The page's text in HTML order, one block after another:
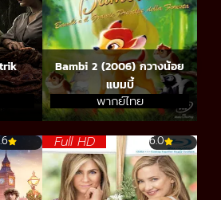
Bambi 2 (2006) กวางน้อย
แบมบี้
พากย์ไทย
Full HD 6.0